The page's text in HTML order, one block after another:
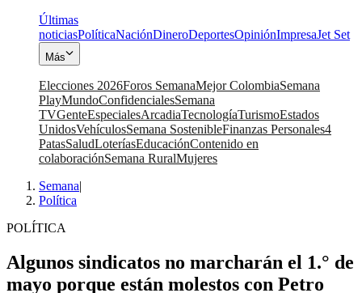
Últimas
noticiasPolíticaNaciónDineroDeportesOpiniónImpresaJet Set
Más
Elecciones 2026Foros SemanaMejor ColombiaSemana
PlayMundoConfidencialesSemana
TVGenteEspecialesArcadiaTecnologíaTurismoEstados
UnidosVehículosSemana SostenibleFinanzas Personales4
PatasSaludLoteríasEducaciónContenido en
colaboraciónSemana RuralMujeres
Semana|
Política
POLÍTICA
Algunos sindicatos no marcharán el 1.° de
mayo porque están molestos con Petro